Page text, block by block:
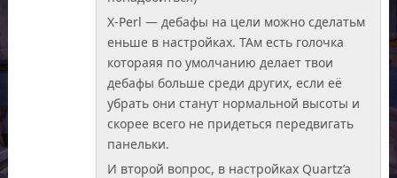
X-Perl — дебафы на цели можно сделатьм
еньше в настройках. ТАм есть голочка
котораяя по умолчанию делает твои
дебафы больше среди других, если её
убрать они станут нормальной высоты и
скорее всего не придеться передвигать
панельки.
И второй вопрос, в настройках Quartz’a